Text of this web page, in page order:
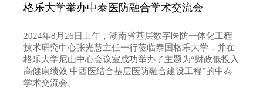
格乐大学举办中泰医防融合学术交流会
2024年8月26日上午，湖南省基层数字医防一体化工程
技术研究中心张光慧主任一行莅临泰国格乐大学，并在
格乐大学尼山中心会议室成功举办了主题为“财政低投入
高健康绩效 中西医结合基层医防融合建设工程”的中泰
学术交流会。